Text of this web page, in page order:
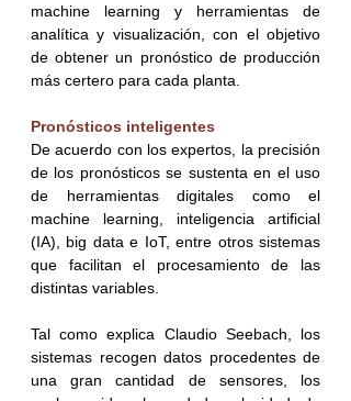
machine learning y herramientas de
analítica y visualización, con el objetivo
de obtener un pronóstico de producción
más certero para cada planta.
Pronósticos inteligentes
De acuerdo con los expertos, la precisión
de los pronósticos se sustenta en el uso
de herramientas digitales como el
machine learning, inteligencia artificial
(IA), big data e IoT, entre otros sistemas
que facilitan el procesamiento de las
distintas variables.
Tal como explica Claudio Seebach, los
sistemas recogen datos procedentes de
una gran cantidad de sensores, los